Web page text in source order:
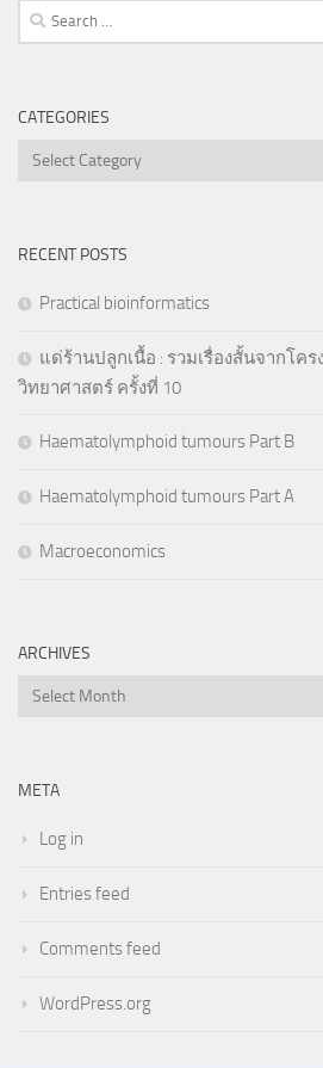
Search
for:
CATEGORIES
Categories
RECENT POSTS
Practical bioinformatics
แด่ร้านปลูกเนื้อ : รวมเรื่องสั้นจากโค
วิทยาศาสตร์ ครั้งที่ 10
Haematolymphoid tumours Part B
Haematolymphoid tumours Part A
Macroeconomics
ARCHIVES
Archives
META
Log in
Entries feed
Comments feed
WordPress.org